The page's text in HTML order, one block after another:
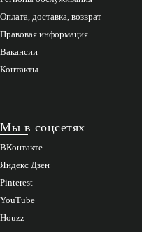
Оплата, доставка, возврат
Правовая информация
Вакансии
Контакты
Мы в соцсетях
ВКонтакте
Яндекс Дзен
Pinterest
YouTube
Houzz